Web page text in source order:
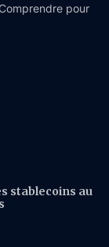
pour
stablecoins au